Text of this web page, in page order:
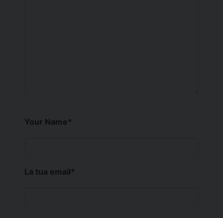
Your Name*
La tua email*